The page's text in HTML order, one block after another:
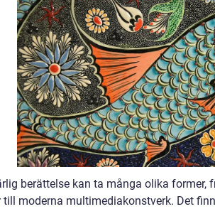
berättelse kan ta många olika former,
till moderna multimediakonstverk. Det